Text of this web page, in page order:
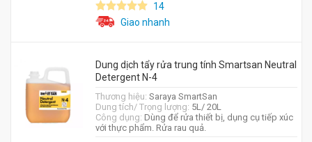
14
Giao nhanh
Dung dịch tẩy rửa trung tính Smartsan Neutral
Detergent N-4
Thương hiệu: Saraya SmartSan
Dung tích/ Trọng lượng: 5L/ 20L
Công dụng: Dùng để rửa thiết bị, dụng cụ tiếp xúc
với thực phẩm. Rửa rau quả.